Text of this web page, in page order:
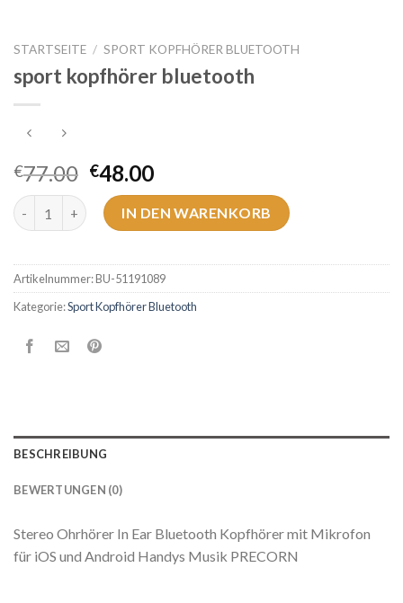
STARTSEITE / SPORT KOPFHÖRER BLUETOOTH
sport kopfhörer bluetooth
€77.00 €48.00
sport kopfhörer bluetooth Menge
IN DEN WARENKORB
Artikelnummer:BU-51191089
Kategorie:Sport Kopfhörer Bluetooth
BESCHREIBUNG
BEWERTUNGEN (0)
Stereo Ohrhörer In Ear Bluetooth Kopfhörer mit Mikrofon
für iOS und Android Handys Musik PRECORN